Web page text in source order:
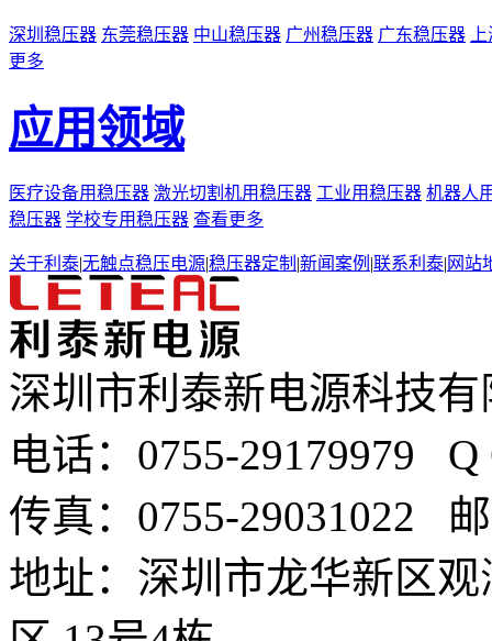
深圳稳压器 东莞稳压器 中山稳压器 广州稳压器 广东稳压器
更多
应用领域
医疗设备用稳压器 激光切割机用稳压器 工业用稳压器 机器人
稳压器 学校专用稳压器 查看更多
关于利泰|无触点稳压电源|稳压器定制 |新闻案例 |联系利泰| 网站
深圳市利泰新电源科技有
电话：0755-29179979
传真：0755-29031022 邮
地址：深圳市龙华新区